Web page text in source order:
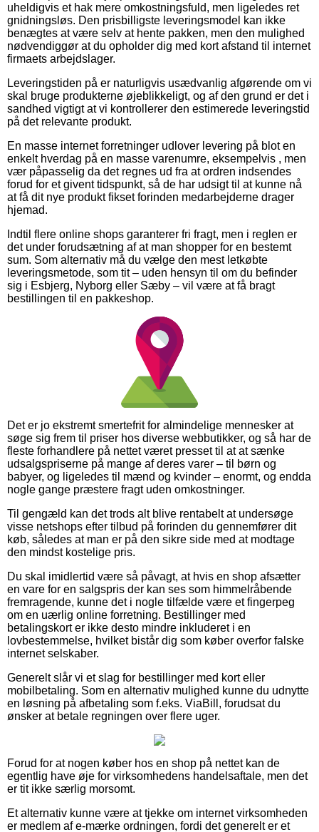
uheldigvis et hak mere omkostningsfuld, men ligeledes ret
gnidningsløs. Den prisbilligste leveringsmodel kan ikke
benægtes at være selv at hente pakken, men den mulighed
nødvendiggør at du opholder dig med kort afstand til internet
firmaets arbejdslager.
Leveringstiden på er naturligvis usædvanlig afgørende om vi
skal bruge produkterne øjeblikkeligt, og af den grund er det i
sandhed vigtigt at vi kontrollerer den estimerede leveringstid
på det relevante produkt.
En masse internet forretninger udlover levering på blot en
enkelt hverdag på en masse varenumre, eksempelvis , men
vær påpasselig da det regnes ud fra at ordren indsendes
forud for et givent tidspunkt, så de har udsigt til at kunne nå
at få dit nye produkt fikset forinden medarbejderne drager
hjemad.
Indtil flere online shops garanterer fri fragt, men i reglen er
det under forudsætning af at man shopper for en bestemt
sum. Som alternativ må du vælge den mest letkøbte
leveringsmetode, som tit – uden hensyn til om du befinder
sig i Esbjerg, Nyborg eller Sæby – vil være at få bragt
bestillingen til en pakkeshop.
Det er jo ekstremt smertefrit for almindelige mennesker at
søge sig frem til priser hos diverse webbutikker, og så har de
fleste forhandlere på nettet været presset til at at sænke
udsalgspriserne på mange af deres varer – til børn og
babyer, og ligeledes til mænd og kvinder – enormt, og endda
nogle gange præstere fragt uden omkostninger.
Til gengæld kan det trods alt blive rentabelt at undersøge
visse netshops efter tilbud på forinden du gennemfører dit
køb, således at man er på den sikre side med at modtage
den mindst kostelige pris.
Du skal imidlertid være så påvagt, at hvis en shop afsætter
en vare for en salgspris der kan ses som himmelråbende
fremragende, kunne det i nogle tilfælde være et fingerpeg
om en uærlig online forretning. Bestillinger med
betalingskort er ikke desto mindre inkluderet i en
lovbestemmelse, hvilket bistår dig som køber overfor falske
internet selskaber.
Generelt slår vi et slag for bestillinger med kort eller
mobilbetaling. Som en alternativ mulighed kunne du udnytte
en løsning på afbetaling som f.eks. ViaBill, forudsat du
ønsker at betale regningen over flere uger.
Forud for at nogen køber hos en shop på nettet kan de
egentlig have øje for virksomhedens handelsaftale, men det
er tit ikke særlig morsomt.
Et alternativ kunne være at tjekke om internet virksomheden
er medlem af e-mærke ordningen, fordi det generelt er et